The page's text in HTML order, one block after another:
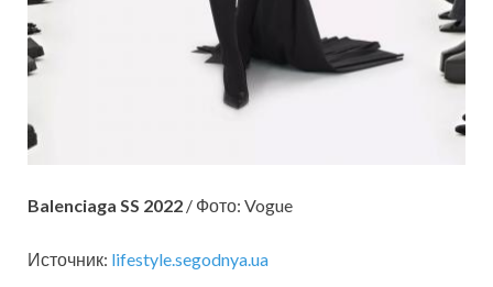
Balenciaga SS 2022 / Фото: Vogue
Источник: lifestyle.segodnya.ua